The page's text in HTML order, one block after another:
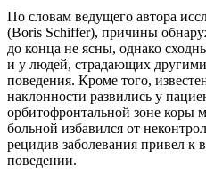
По словам ведущего автора
(Boris Schiffer), причины
до конца не ясны, однако
и у людей, страдающих
поведения. Кроме того,
наклонности развились у
орбитофронтальной зоне коры
больной избавился от
рецидив заболевания привел к
поведении.